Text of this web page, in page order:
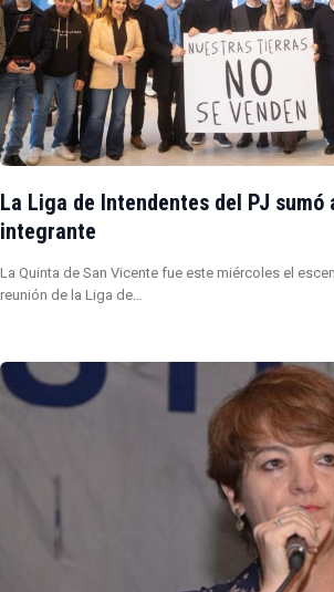
La Liga de Intendentes del PJ sumó
integrante
La Quinta de San Vicente fue este miércoles el
reunión de la Liga de…